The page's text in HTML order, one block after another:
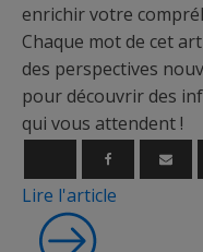
enrichir votre
Chaque mot de cet
des perspectives
pour découvrir des
qui vous attendent !
Lire l'article